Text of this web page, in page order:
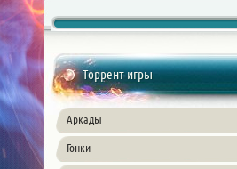
Торрент игры
Аркады
Гонки